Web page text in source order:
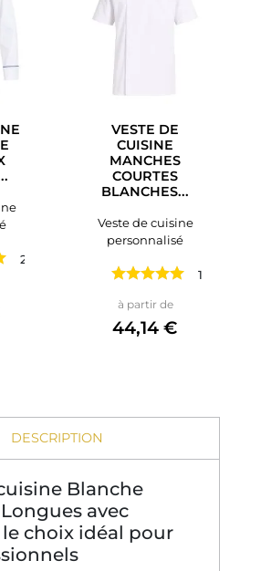
2 avis
VESTE DE
CUISINE
MANCHES
COURTES
BLANCHES...
Veste de cuisine
personnalisé
1 avis
à partir dePrix
44,14 €
DESCRIPTION
Blanche
avec
le choix idéal pour